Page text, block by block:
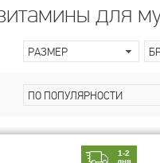
для
РАЗМЕР
ПО ПОПУЛЯРНОСТИ
1-2
дня